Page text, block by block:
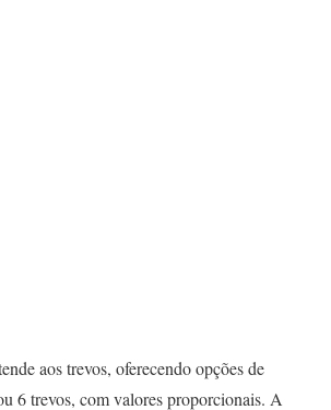
aos trevos, oferecendo opções de
6 trevos, com valores proporcionais. A